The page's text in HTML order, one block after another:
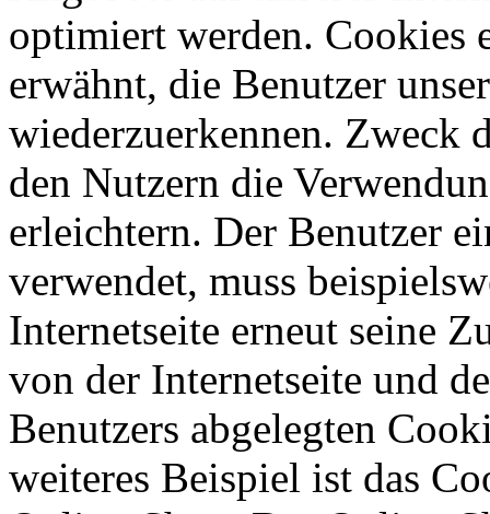
optimiert werden. Cookies
erwähnt, die Benutzer
wiederzuerkennen. Zweck
den Nutzern die
erleichtern. Der Benutzer
verwendet, muss
Internetseite erneut seine
von der Internetseite und
Benutzers abgelegten
weiteres Beispiel ist das